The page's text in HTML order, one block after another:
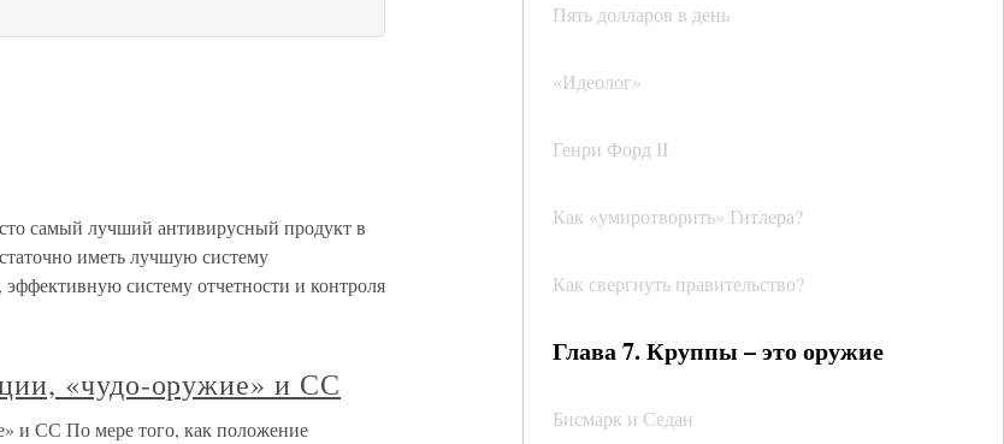
Пять долларов в день
«Идеолог»
Генри Форд II
Как «умиротворить» Гитлера?
Как свергнуть правительство?
Глава 7. Круппы – это оружие
Бисмарк и Седан
самый лучший антивирусный продукт в
иметь лучшую систему
систему отчетности и контроля
«чудо-оружие» и СС
и СС По мере того, как положение